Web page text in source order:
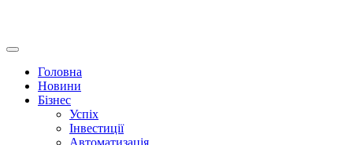
Головна
Новини
Бізнес
Успіх
Інвестиції
Автоматизація